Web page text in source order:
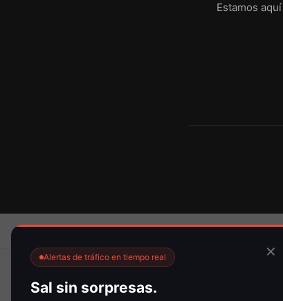
Estamos
✕
Alertas de tráfico en tiempo real
Sal sin sorpresas.